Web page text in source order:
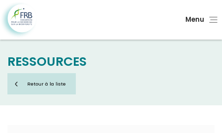
Menu
RESSOURCES
Retour à la liste